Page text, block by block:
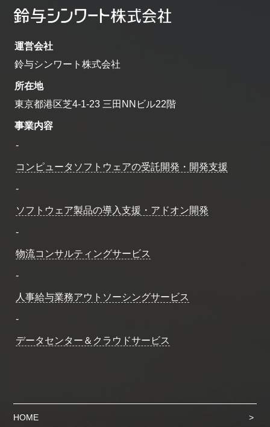
運営会社
鈴与シンワート株式会社
所在地
東京都港区芝4-1-23 三田NNビル22階
事業内容
-
コンピュータソフトウェアの受託開発・開発支援
-
ソフトウェア製品の導入支援・アドオン開発
-
物流コンサルティングサービス
-
人事給与業務アウトソーシングサービス
-
データセンター＆クラウドサービス
HOME